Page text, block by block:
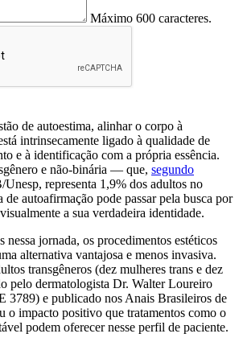
Máximo 600 caracteres.
de autoestima, alinhar o corpo à
intrinsecamente ligado à qualidade de
e à identificação com a própria essência.
e não-binária — que, segundo
representa 1,9% dos adultos no
autoafirmação pode passar pela busca por
a sua verdadeira identidade.
jornada, os procedimentos estéticos
alternativa vantajosa e menos invasiva.
transgêneros (dez mulheres trans e dez
pelo dermatologista Dr. Walter Loureiro
3789) e publicado nos Anais Brasileiros de
o impacto positivo que tratamentos como o
podem oferecer nesse perfil de paciente.